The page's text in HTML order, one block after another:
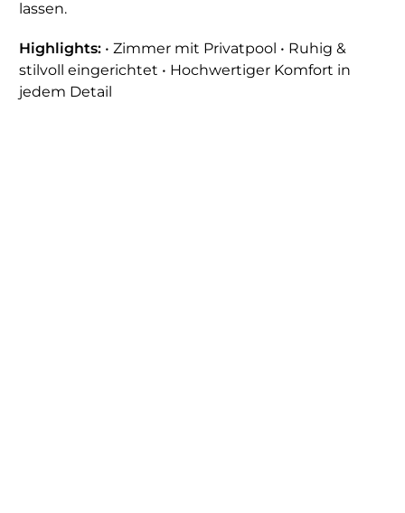
lassen.
Highlights: • Zimmer mit Privatpool • Ruhig &
stilvoll eingerichtet • Hochwertiger Komfort in
jedem Detail